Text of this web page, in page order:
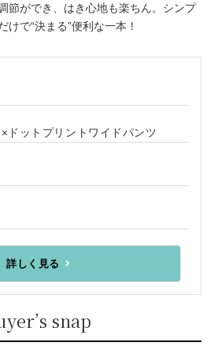
節ができ、はき心地も楽ちん。シンプ
けで“決まる”便利な一本！
×ドットプリントワイドパンツ
詳しく見る
snap